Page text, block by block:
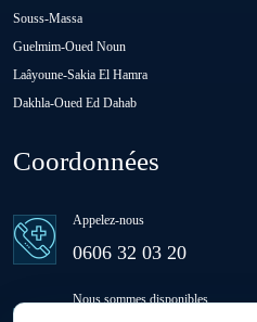
Oulad Saïd
Ras El Aïn
Souss-Massa
Guelmim-Oued Noun
Laâyoune-Sakia El Hamra
Dakhla-Oued Ed Dahab
Coordonnées
Appelez-nous
0606 32 03 20
Nous sommes disponibles